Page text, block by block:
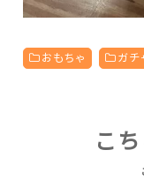
おもちゃ ガチ
こ